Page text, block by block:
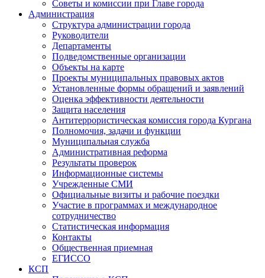
Советы и комиссии при Главе города
Администрация
Структура администрации города
Руководители
Департаменты
Подведомственные организации
Объекты на карте
Проекты муниципальных правовых актов
Установленные формы обращений и заявлений
Оценка эффективности деятельности
Защита населения
Антитеррористическая комиссия города Кургана
Полномочия, задачи и функции
Муниципальная служба
Административная реформа
Результаты проверок
Информационные системы
Учрежденные СМИ
Официальные визиты и рабочие поездки
Участие в программах и международное
сотрудничество
Статистическая информация
Контакты
Общественная приемная
ЕГИССО
КСП